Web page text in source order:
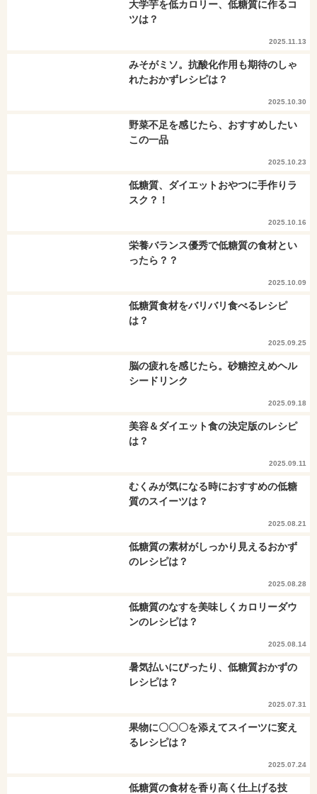
大学芋を低カロリー、低糖質に作るコ
ツは？
2025.11.13
みそがミソ。抗酸化作用も期待のしゃ
れたおかずレシピは？
2025.10.30
野菜不足を感じたら、おすすめしたい
この一品
2025.10.23
低糖質、ダイエットおやつに手作りラ
スク？！
2025.10.16
栄養バランス優秀で低糖質の食材とい
ったら？？
2025.10.09
低糖質食材をバリバリ食べるレシピ
は？
2025.09.25
脳の疲れを感じたら。砂糖控えめヘル
シードリンク
2025.09.18
美容＆ダイエット食の決定版のレシピ
は？
2025.09.11
むくみが気になる時におすすめの低糖
質のスイーツは？
2025.08.21
低糖質の素材がしっかり見えるおかず
のレシピは？
2025.08.28
低糖質のなすを美味しくカロリーダウ
ンのレシピは？
2025.08.14
暑気払いにぴったり、低糖質おかずの
レシピは？
2025.07.31
果物に〇〇〇を添えてスイーツに変え
るレシピは？
2025.07.24
低糖質の食材を香り高く仕上げる技